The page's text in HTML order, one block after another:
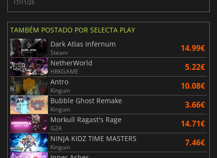
17/11/25
TAMBÉM POSTADO POR SELECTA PLAY
Dark Atlas Infernum
Steam 14.99€
NetherWorld
HRKGAME 5.22€
Antro
Kinguin 10.08€
Bubble Ghost Remake
Kinguin 3.66€
Morkull Ragast's Rage
G2A 14.71€
NINJA KIDZ TIME MASTERS
Kinguin 7.46€